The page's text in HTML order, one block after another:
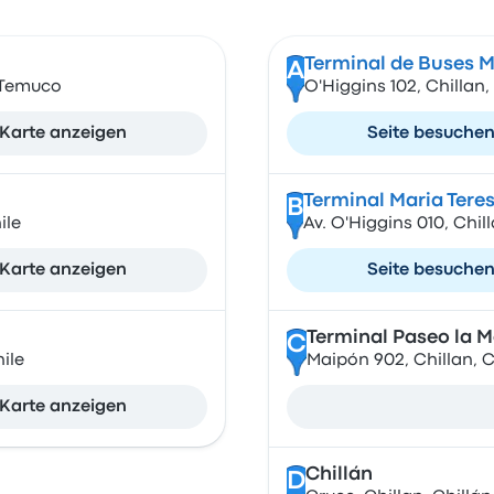
Karte anzeigen
Karte anzeigen
Karte anzeigen
A Terminal de Buses
O'Higgins 102,
Seite besuchen
B Terminal Maria
Av. O'Higgins 010,
Seite besuchen
CTerminal Paseo la
Maipón 902, Chillan,
DChillán